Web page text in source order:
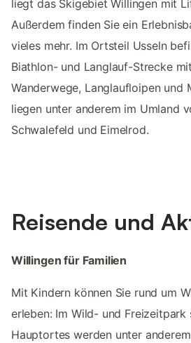
liegt das Skigebiet Willingen mit
Außerdem finden Sie ein
vieles mehr. Im Ortsteil Usseln
Biathlon- und Langlauf-Strecke
Wanderwege, Langlaufloipen und
liegen unter anderem im Umland
Schwalefeld und Eimelrod.
Reisende und
Willingen für Familien
Mit Kindern können Sie rund um
erleben: Im Wild- und Freizeitpark
Hauptortes werden unter anderem